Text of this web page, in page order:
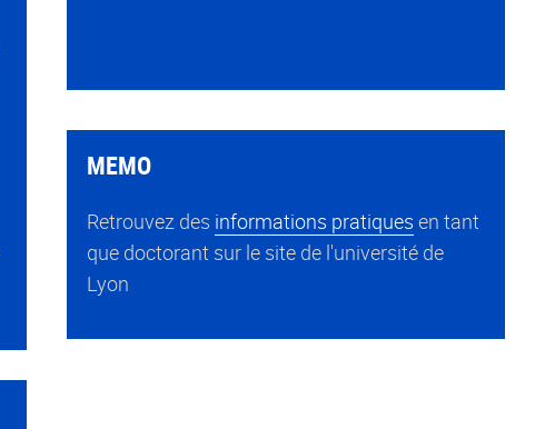
MEMO
Retrouvez des informations pratiques en tant
que doctorant sur le site de l'université de
Lyon